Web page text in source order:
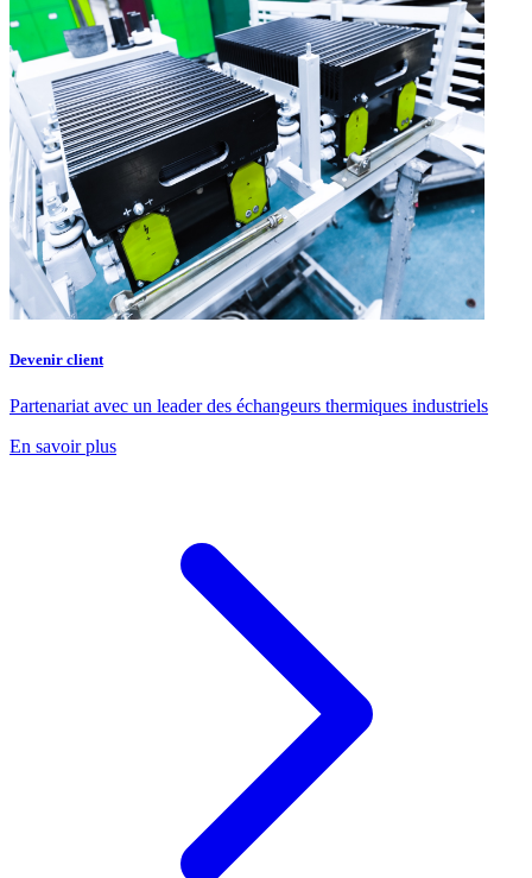
Devenir client
Partenariat avec un leader des échangeurs thermiques industriels
En savoir plus